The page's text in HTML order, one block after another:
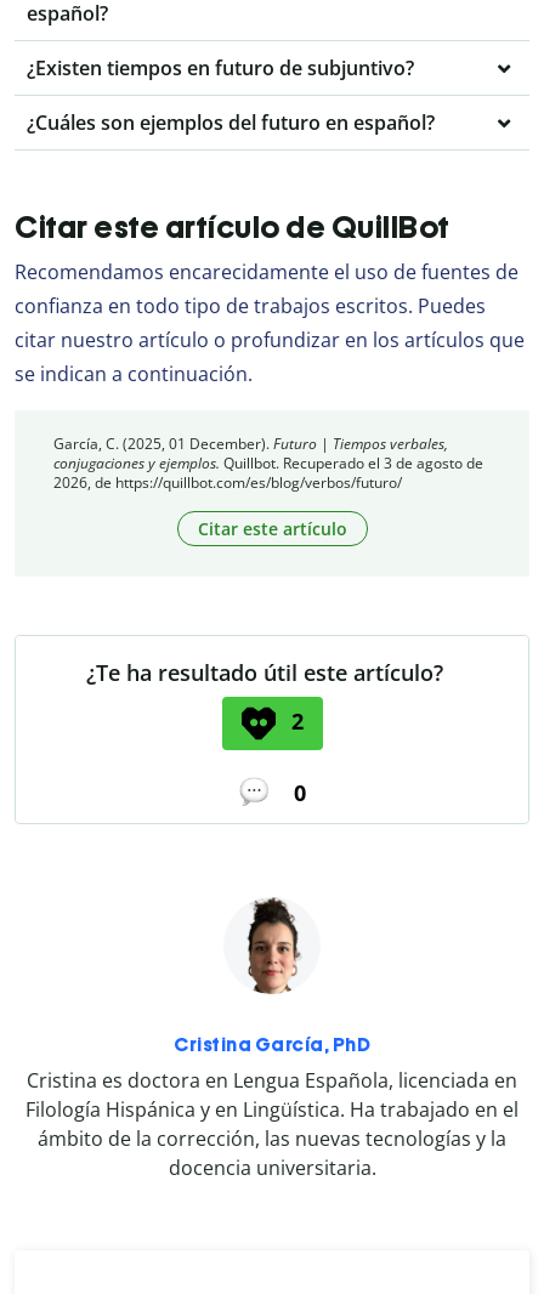
español?
¿Existen tiempos en futuro de subjuntivo?
¿Cuáles son ejemplos del futuro en español?
Citar este artículo de QuillBot
Recomendamos encarecidamente el uso de fuentes de
confianza en todo tipo de trabajos escritos. Puedes
citar nuestro artículo o profundizar en los artículos que
se indican a continuación.
García, C. (2025, 01 December).Futuro | Tiempos verbales,
conjugaciones y ejemplos. Quillbot. Recuperado el 3 de agosto de
2026, de https://quillbot.com/es/blog/verbos/futuro/
Citar este artículo
¿Te ha resultado útil este artículo?
2
0
Cristina García, PhD
Cristina es doctora en Lengua Española, licenciada en
Filología Hispánica y en Lingüística. Ha trabajado en el
ámbito de la corrección, las nuevas tecnologías y la
docencia universitaria.